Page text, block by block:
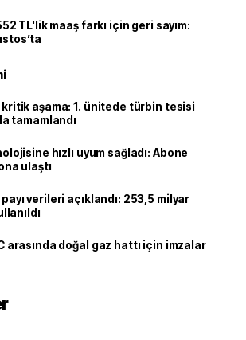
TL'lik maaş farkı için geri sayım:
kritik aşama: 1. ünitede türbin tesisi
tamamlandı
hızlı uyum sağladı: Abone
ulaştı
verileri açıklandı: 253,5 milyar
arasında doğal gaz hattı için imzalar